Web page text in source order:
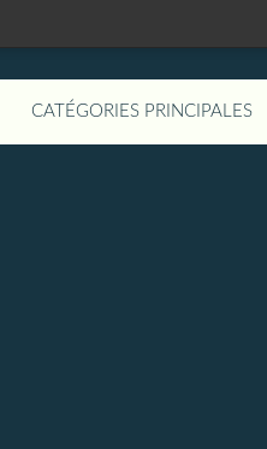
CATÉGORIES PRINCIPALES